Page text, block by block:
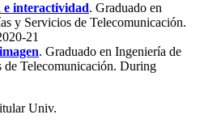
interactividad. Graduado en
y Servicios de Telecomunicación.
21
. Graduado en Ingeniería de
de Telecomunicación. During
Univ.